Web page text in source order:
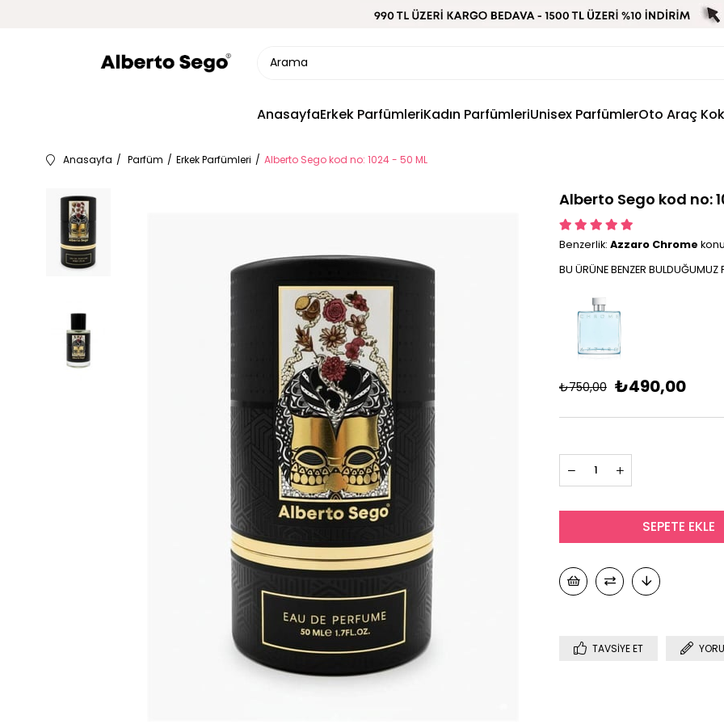
AnasayfaErkek ParfümleriKadın ParfümleriUnisex ParfümlerOto Araç
Anasayfa Parfüm Erkek Parfümleri Alberto Sego kod no: 1024 - 50 ML
Alberto Sego kod no:
Benzerlik: Azzaro Chrome
BU ÜRÜNE BENZER
₺750,00 ₺490,00
TAVSIYE ET